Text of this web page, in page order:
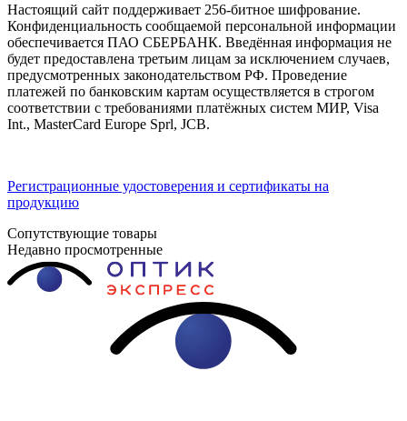
Настоящий сайт поддерживает 256-битное шифрование.
Конфиденциальность сообщаемой персональной информации
обеспечивается ПАО СБЕРБАНК. Введённая информация не
будет предоставлена третьим лицам за исключением случаев,
предусмотренных законодательством РФ. Проведение
платежей по банковским картам осуществляется в строгом
соответствии с требованиями платёжных систем МИР, Visa
Int., MasterCard Europe Sprl, JCB.
Регистрационные удостоверения и сертификаты на
продукцию
Сопутствующие товары
Недавно просмотренные